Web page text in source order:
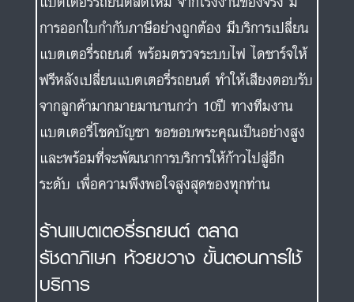
การออกใบกำกับภาษีอย่างถูกต้อง มีบริการเปลี่ยน
แบตเตอรี่รถยนต์ พร้อมตรวจระบบไฟ ไดชาร์จให้
ฟรีหลังเปลี่ยนแบตเตอรี่รถยนต์ ทำให้เสียงตอบรับ
จากลูกค้ามากมายมานานกว่า 10ปี ทางทีมงาน
แบตเตอรี่โชคบัญชา ขอขอบพระคุณเป็นอย่างสูง
และพร้อมที่จะพัฒนาการบริการให้ก้าวไปสู่อีก
ระดับ เพื่อความพึงพอใจสูงสุดของทุกท่าน
ร้านแบตเตอรี่รถยนต์ ตลาด
รัชดาภิเษก ห้วยขวาง ขั้นตอนการใช้
บริการ